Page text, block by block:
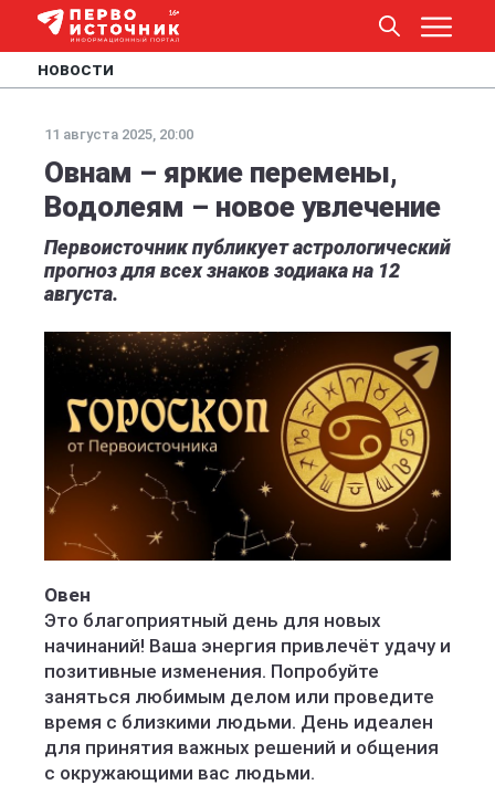
НОВОСТИ
11 августа 2025, 20:00
Овнам – яркие перемены,
Водолеям – новое увлечение
Первоисточник публикует астрологический
прогноз для всех знаков зодиака на 12
августа.
Овен
Это благоприятный день для новых
начинаний! Ваша энергия привлечёт удачу и
позитивные изменения. Попробуйте
заняться любимым делом или проведите
время с близкими людьми. День идеален
для принятия важных решений и общения
с окружающими вас людьми.